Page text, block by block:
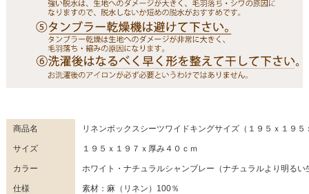
商品名 リネンボックスシーツワイドキングサイズ（１９５ｘ１９
サイズ １９５ｘ１９７ｘ厚み４０ｃｍ
カラー ホワイト・ナチュラルシャンブレー（ナチュラルより明る
仕様
素材：麻（リネン）100％